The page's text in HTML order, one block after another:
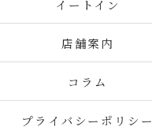
イートイン
店舗案内
コラム
プライバシーポリシー